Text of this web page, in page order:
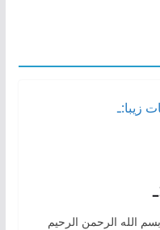
بسم الله الرحمن الرحیم